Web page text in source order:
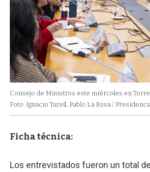
Consejo de Ministros este miércoles en Torre
Foto: Ignacio Turell, Pablo La Rosa /
Ficha técnica:
Los entrevistados fueron un total